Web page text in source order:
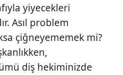
yiyecekleri
Asıl problem
çiğneyememek mi?
diş hekiminizde